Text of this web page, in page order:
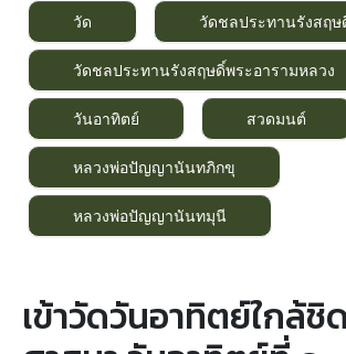
วัด วัดชลประทานรังสฤษ
วัดชลประทานรังสฤษดิ์พระอารามหลวง
วันอาทิตย์ สวดมนต์
หลวงพ่อปัญญานันทภิกขุ
หลวงพ่อปัญญานันทมุนี
เข้าวัดวันอาทิตย์ใกล้ชิ